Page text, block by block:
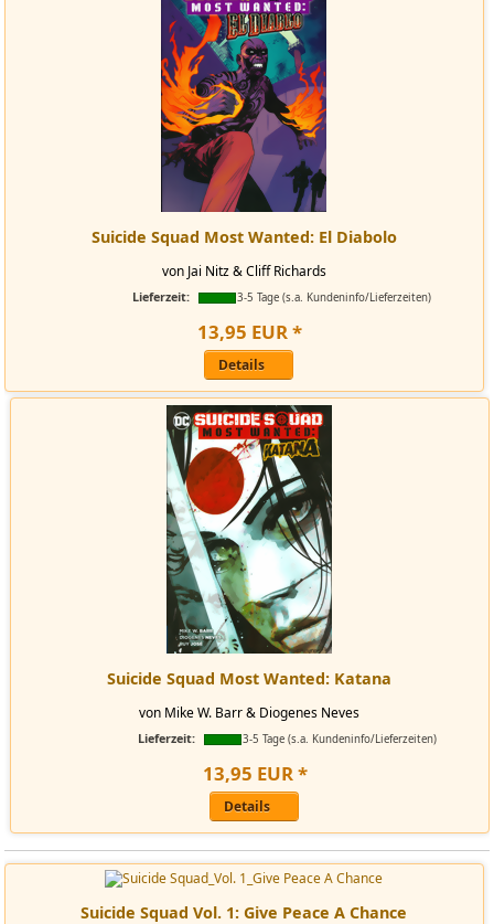
Suicide Squad Most Wanted: El Diabolo
von Jai Nitz & Cliff Richards
Lieferzeit: 3-5 Tage (s.a. Kundeninfo/Lieferzeiten)
13,95 EUR*
Details
Suicide Squad Most Wanted: Katana
von Mike W. Barr & Diogenes Neves
Lieferzeit: 3-5 Tage (s.a. Kundeninfo/Lieferzeiten)
13,95 EUR*
Details
Suicide Squad Vol. 1: Give Peace A Chance